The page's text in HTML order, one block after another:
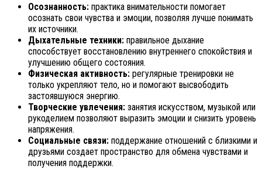
Осознанность: практика внимательности помогает
осознать свои чувства и эмоции, позволяя лучше понимать
их источники.
Дыхательные техники: правильное дыхание
способствует восстановлению внутреннего спокойствия и
улучшению общего состояния.
Физическая активность: регулярные тренировки не
только укрепляют тело, но и помогают высвободить
застоявшуюся энергию.
Творческие увлечения: занятия искусством, музыкой или
рукоделием позволяют выразить эмоции и снизить уровень
напряжения.
Социальные связи: поддержание отношений с близкими и
друзьями создает пространство для обмена чувствами и
получения поддержки.